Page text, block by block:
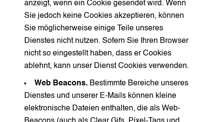
anzeigt, wenn ein Cookie gesendet wird. Wenn
Sie jedoch keine Cookies akzeptieren, können
Sie möglicherweise einige Teile unseres
Dienstes nicht nutzen. Sofern Sie Ihren Browser
nicht so eingestellt haben, dass er Cookies
ablehnt, kann unser Dienst Cookies verwenden.
Web Beacons. Bestimmte Bereiche unseres
Dienstes und unserer E-Mails können kleine
elektronische Dateien enthalten, die als Web-